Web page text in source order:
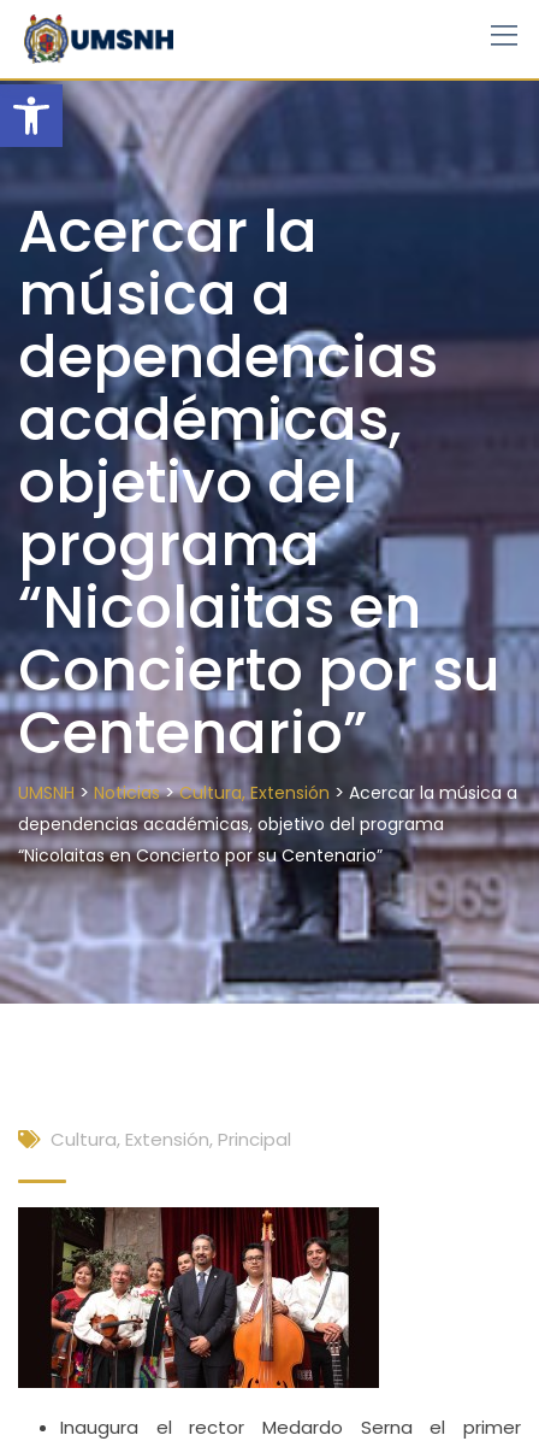
Open toolbar
Skip
content
Acercar la
música a
dependencias
académicas,
objetivo del
programa
“Nicolaitas en
Concierto por su
Centenario”
UMSNH > Noticias>Cultura, Extensión > Acercar la música a
dependencias académicas, objetivo del programa
“Nicolaitas en Concierto por su Centenario”
Cultura, Extensión, Principal
Inaugura el rector Medardo Serna el primer